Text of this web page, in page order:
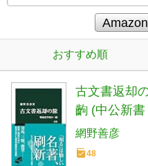
おすすめ順
古文書返却
齣 (中公新書
網野善彦
48